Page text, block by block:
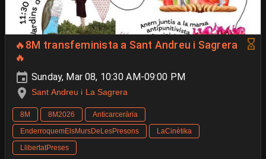
🔥8M transfeminista a Sant Andreu i Sagrera
🔥
Sunday, Mar 08, 10:30 AM-09:00 PM
Sant Andreu i La Sagrera
8M 8M2026
Anticarcerària
EnderroquemElsMursDeLesPresons
LaCinètika
LlibertatPreses